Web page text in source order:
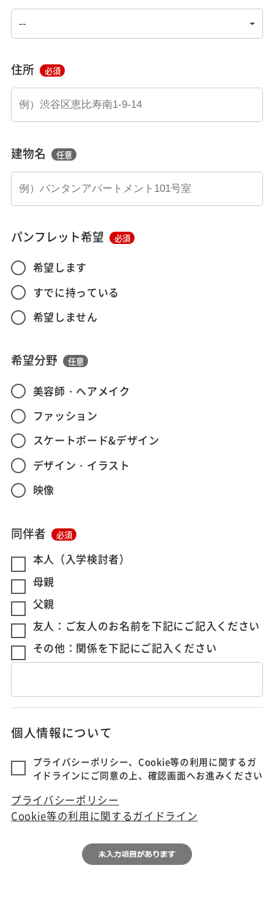
住所 必須
建物名 任意
パンフレット希望 必須
希望します
すでに持っている
希望しません
希望分野 任意
美容師・ヘアメイク
ファッション
スケートボード&デザイン
デザイン・イラスト
映像
同伴者 必須
本人（入学検討者）
母親
父親
友人：ご友人のお名前を下記にご記入ください
その他：関係を下記にご記入ください
個人情報について
プライバシーポリシー、Cookie等の利用に関するガ
イドラインにご同意の上、確認画面へお進みください
プライバシーポリシー
Cookie等の利用に関するガイドライン